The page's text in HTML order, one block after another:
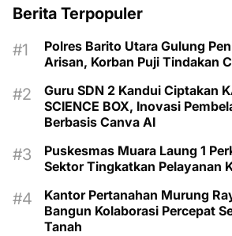
Berita Terpopuler
Polres Barito Utara Gulung
Arisan, Korban Puji Tindakan
Guru SDN 2 Kandui Ciptakan
SCIENCE BOX, Inovasi
Berbasis Canva AI
Puskesmas Muara Laung 1
Sektor Tingkatkan Pelayanan
Kantor Pertanahan Murung
Bangun Kolaborasi Percepat
Tanah